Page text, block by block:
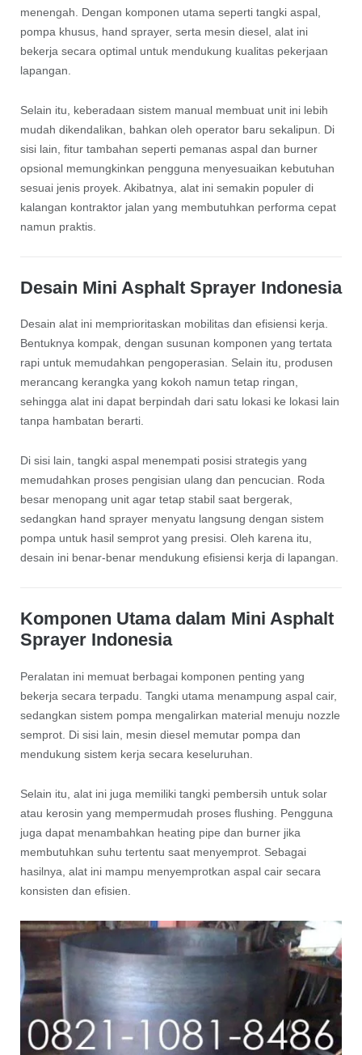
menengah. Dengan komponen utama seperti tangki aspal,
pompa khusus, hand sprayer, serta mesin diesel, alat ini
bekerja secara optimal untuk mendukung kualitas pekerjaan
lapangan.
Selain itu, keberadaan sistem manual membuat unit ini lebih
mudah dikendalikan, bahkan oleh operator baru sekalipun. Di
sisi lain, fitur tambahan seperti pemanas aspal dan burner
opsional memungkinkan pengguna menyesuaikan kebutuhan
sesuai jenis proyek. Akibatnya, alat ini semakin populer di
kalangan kontraktor jalan yang membutuhkan performa cepat
namun praktis.
Desain Mini Asphalt Sprayer Indonesia
Desain alat ini memprioritaskan mobilitas dan efisiensi kerja.
Bentuknya kompak, dengan susunan komponen yang tertata
rapi untuk memudahkan pengoperasian. Selain itu, produsen
merancang kerangka yang kokoh namun tetap ringan,
sehingga alat ini dapat berpindah dari satu lokasi ke lokasi lain
tanpa hambatan berarti.
Di sisi lain, tangki aspal menempati posisi strategis yang
memudahkan proses pengisian ulang dan pencucian. Roda
besar menopang unit agar tetap stabil saat bergerak,
sedangkan hand sprayer menyatu langsung dengan sistem
pompa untuk hasil semprot yang presisi. Oleh karena itu,
desain ini benar-benar mendukung efisiensi kerja di lapangan.
Komponen Utama dalam Mini Asphalt
Sprayer Indonesia
Peralatan ini memuat berbagai komponen penting yang
bekerja secara terpadu. Tangki utama menampung aspal cair,
sedangkan sistem pompa mengalirkan material menuju nozzle
semprot. Di sisi lain, mesin diesel memutar pompa dan
mendukung sistem kerja secara keseluruhan.
Selain itu, alat ini juga memiliki tangki pembersih untuk solar
atau kerosin yang mempermudah proses flushing. Pengguna
juga dapat menambahkan heating pipe dan burner jika
membutuhkan suhu tertentu saat menyemprot. Sebagai
hasilnya, alat ini mampu menyemprotkan aspal cair secara
konsisten dan efisien.